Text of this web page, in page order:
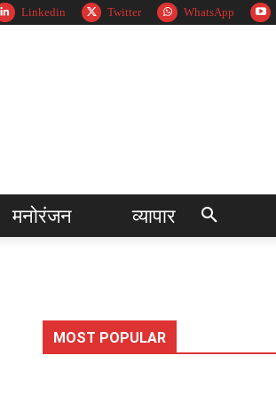
Linkedin Twitter WhatsApp
मनोरंजन व्यापार
MOST POPULAR